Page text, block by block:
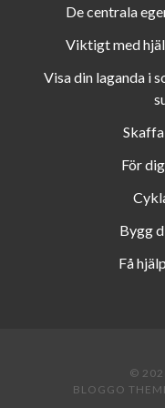
De centrala
Viktigt med
Visa din laganda i
För
Bygg
Få
©
BLOGGO